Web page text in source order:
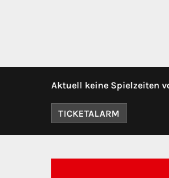
Aktuell keine Spielzeiten
TICKETALARM